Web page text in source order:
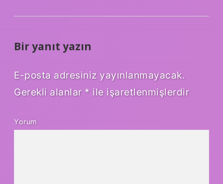
Bir yanıt yazın
E-posta adresiniz yayınlanmayacak.
Gerekli alanlar * ile işaretlenmişlerdir
Yorum